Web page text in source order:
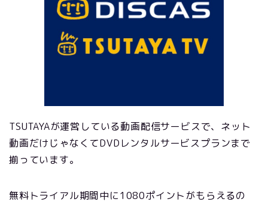
TSUTAYAが運営している動画配信サービスで、ネット
動画だけじゃなくてDVDレンタルサービスプランまで
揃っています。
無料トライアル期間中に1080ポイントがもらえるの